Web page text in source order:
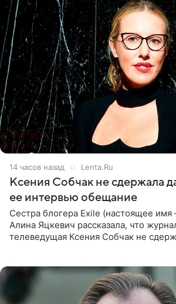
14 часов назад Lenta.Ru
Ксения Собчак не сдержала
ее интервью обещание
Сестра блогера Exile (настоящее
Алина Яцкевич рассказала, что
телеведущая Ксения Собчак не